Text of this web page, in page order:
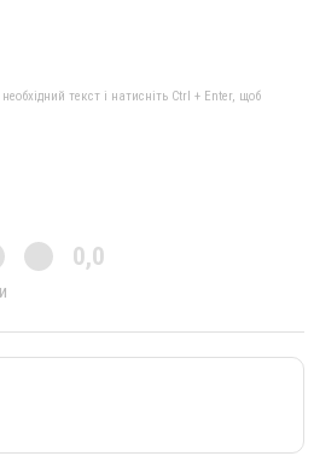
текст і натисніть Ctrl + Enter, щоб
0,0